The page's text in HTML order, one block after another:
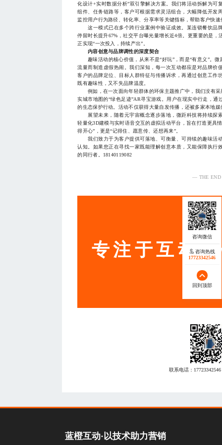
化设计+实时数据分析”双引擎解决方案。我们将活动拆解为
组件、任务链路等，客户可根据需求灵活组合，大幅降低开发
监控用户行为路径、转化率、分享率等关键指标，帮助客户快
这一模式已在多个跨行业案例中验证成效。某连锁餐饮品
停留时长提升67%，社交平台曝光量增长近4倍。更重要的是
正实现“一次投入，持续产出”。
内容创意与品牌调性的深度契合
趣味活动的核心价值，从来不是“好玩”，而是“有意义”。微
流量而制造虚假热闹。我们深知，每一次互动都应是对品牌价
客户的品牌定位、目标人群特征与传播诉求，再通过创意工作
既有趣味性，又不失品牌温度。
例如，在一次面向年轻群体的环保主题推广中，我们没有采
实城市地图的“绿色足迹”AR寻宝游戏。用户在现实中行走，
的生态保护行动。活动不仅获得大量自发传播，还被多家本地
展望未来，随着元宇宙概念逐步落地，微距科技将持续探
轻量化3D建模与实时语音交互的虚拟活动平台，旨在打造更具
得开心”，更是“记得住、愿意传、还想再来”。
我们致力于为客户提供可落地、可衡量、可持续的趣味活
认知。如果您正在寻找一家既能理解创意本质，又能保障执行
的同行者。18140119082
— THE
服务
专注于互动
联系电话： 17723342546
咨询热线
17723342546
回到顶部
蓝橙互动·以技术助力营销